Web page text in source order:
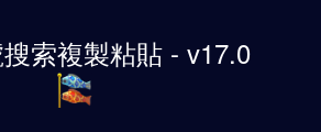
索複製粘貼 - v17.0